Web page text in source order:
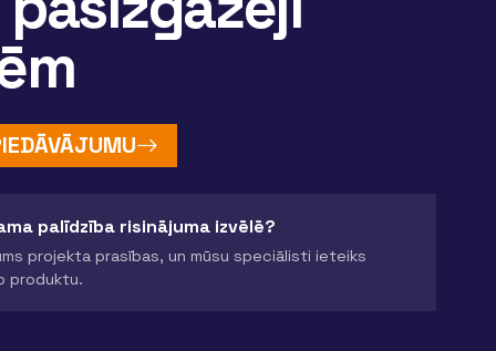
palīdzība risinājuma izvēlē?
projekta prasības, un mūsu speciālisti ieteiks
produktu.